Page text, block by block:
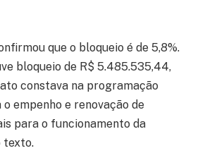
que o bloqueio é de 5,8%.
bloqueio de R$ 5.485.535,44,
constava na programação
empenho e renovação de
para o funcionamento da
texto.